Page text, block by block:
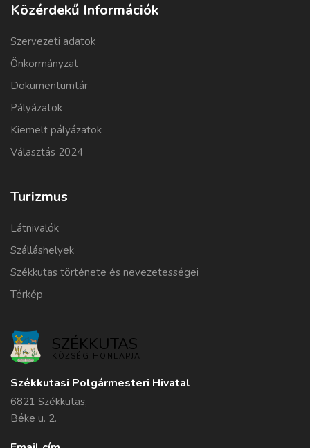
Közérdekű Információk
Szervezeti adatok
Önkormányzat
Dokumentumtár
Pályázatok
Kiemelt pályázatok
Választás 2024
Turizmus
Látnivalók
Szálláshelyek
Székkutas története és nevezetességei
Térkép
SZÉKKUTAS
KÖZSÉG HONLAPJA
Székkutasi Polgármesteri Hivatal
6821 Székkutas,
Béke u. 2.